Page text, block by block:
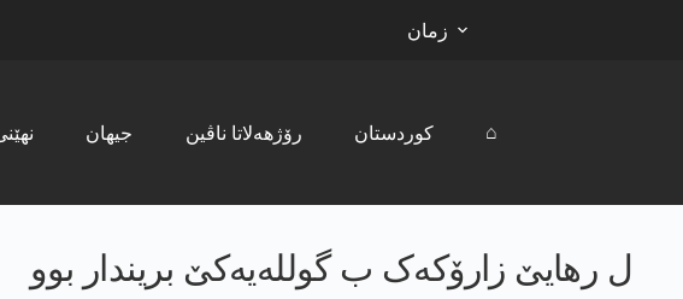
زمان
جیھان رۆژھەلاتا ناڤین کوردستان ⌂
ل رھایێ زارۆکەک ب گوللەیه‌كێ بریندار بوو